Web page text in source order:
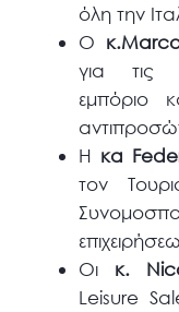
όλη την
Ο
για τις
εμπόριο
Η κα
τον
Οι κ.
Leisure